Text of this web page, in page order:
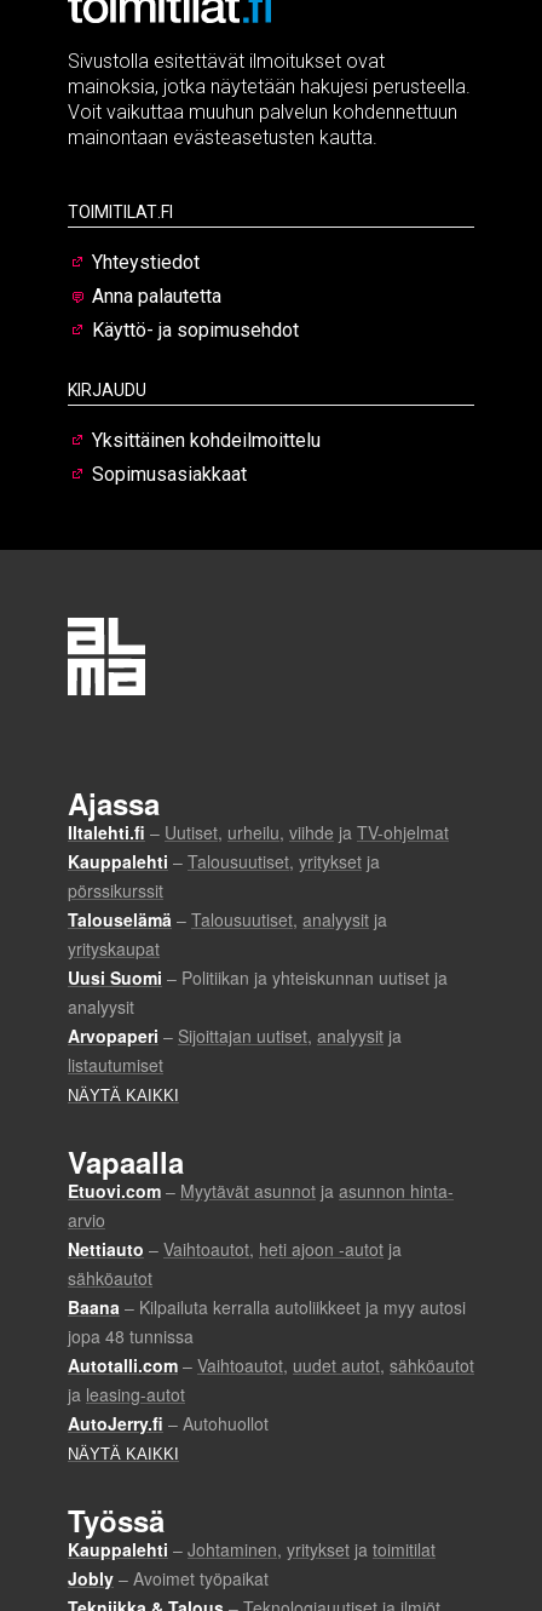
Sivustolla esitettävät ilmoitukset ovat
mainoksia, jotka näytetään hakujesi perusteella.
Voit vaikuttaa muuhun palvelun kohdennettuun
mainontaan evästeasetusten kautta.
Toimitilat.fi
Yhteystiedot
Anna palautetta
Käyttö- ja sopimusehdot
Kirjaudu
Yksittäinen kohdeilmoittelu
Sopimusasiakkaat